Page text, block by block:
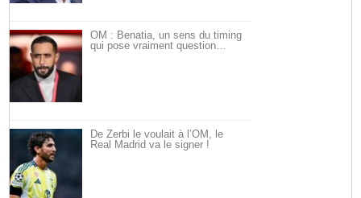
OM : Benatia, un sens du timing
qui pose vraiment question…
De Zerbi le voulait à l’OM, le
Real Madrid va le signer !